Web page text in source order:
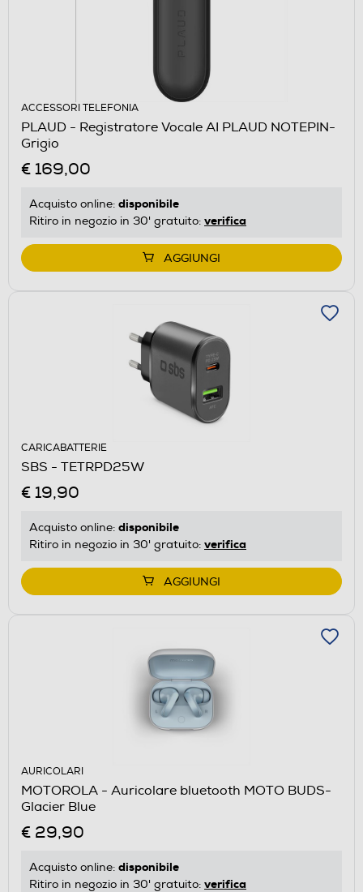
ACCESSORI TELEFONIA
PLAUD - Registratore Vocale AI PLAUD NOTEPIN-
Grigio
€ 169,00
Acquisto online: disponibile
Ritiro in negozio in 30' gratuito: verifica
AGGIUNGI
CARICABATTERIE
SBS - TETRPD25W
€ 19,90
Acquisto online: disponibile
Ritiro in negozio in 30' gratuito: verifica
AGGIUNGI
AURICOLARI
MOTOROLA - Auricolare bluetooth MOTO BUDS-
Glacier Blue
€ 29,90
Acquisto online: disponibile
Ritiro in negozio in 30' gratuito: verifica